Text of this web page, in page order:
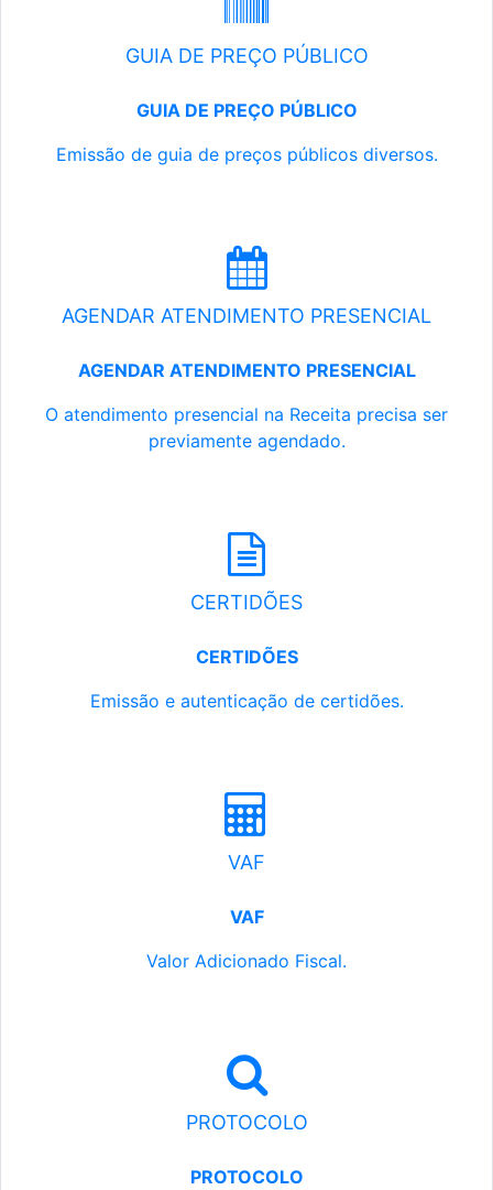
GUIA DE PREÇO PÚBLICO
GUIA DE PREÇO PÚBLICO
Emissão de guia de preços públicos diversos.
AGENDAR ATENDIMENTO PRESENCIAL
AGENDAR ATENDIMENTO PRESENCIAL
O atendimento presencial na Receita precisa ser
previamente agendado.
CERTIDÕES
CERTIDÕES
Emissão e autenticação de certidões.
VAF
VAF
Valor Adicionado Fiscal.
PROTOCOLO
PROTOCOLO